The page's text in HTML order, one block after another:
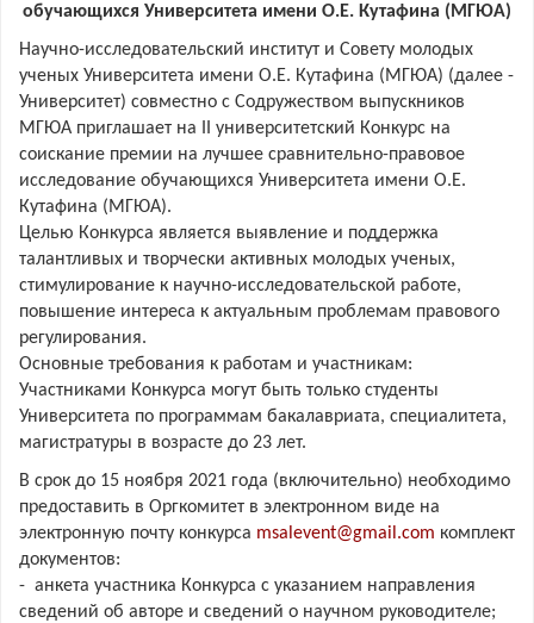
обучающихся Университета имени О.Е. Кутафина (МГЮА)
Научно-исследовательский институт и Совету молодых
ученых Университета имени О.Е. Кутафина (МГЮА) (далее -
Университет) совместно с Содружеством выпускников
МГЮА приглашает на II университетский Конкурс на
соискание премии на лучшее сравнительно-правовое
исследование обучающихся Университета имени О.Е.
Кутафина (МГЮА).
Целью Конкурса является выявление и поддержка
талантливых и творчески активных молодых ученых,
стимулирование к научно-исследовательской работе,
повышение интереса к актуальным проблемам правового
регулирования.
Основные требования к работам и участникам:
Участниками Конкурса могут быть только студенты
Университета по программам бакалавриата, специалитета,
магистратуры в возрасте до 23 лет.
В срок до 15 ноября 2021 года (включительно) необходимо
предоставить в Оргкомитет в электронном виде на
электронную почту конкурса msalevent@gmail.com комплект
документов:
- анкета участника Конкурса с указанием направления
сведений об авторе и сведений о научном руководителе;